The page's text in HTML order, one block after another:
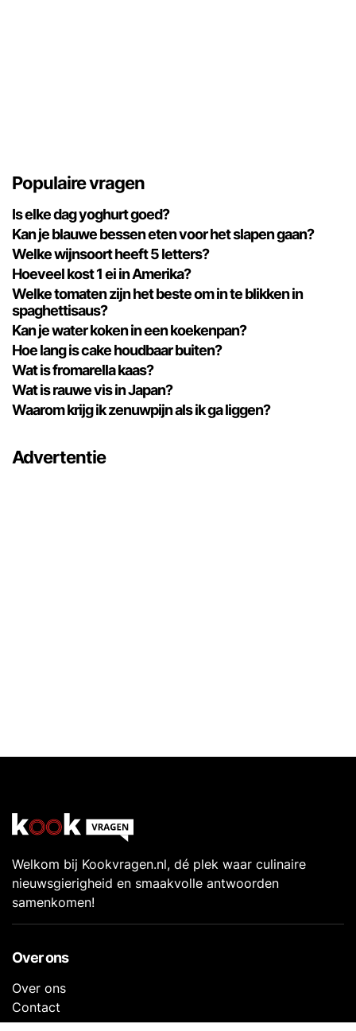
Populaire vragen
Is elke dag yoghurt goed?
Kan je blauwe bessen eten voor het slapen gaan?
Welke wijnsoort heeft 5 letters?
Hoeveel kost 1 ei in Amerika?
Welke tomaten zijn het beste om in te blikken in
spaghettisaus?
Kan je water koken in een koekenpan?
Hoe lang is cake houdbaar buiten?
Wat is fromarella kaas?
Wat is rauwe vis in Japan?
Waarom krijg ik zenuwpijn als ik ga liggen?
Advertentie
Welkom bij Kookvragen.nl, dé plek waar culinaire
nieuwsgierigheid en smaakvolle antwoorden
samenkomen!
Over ons
Over ons
Contact